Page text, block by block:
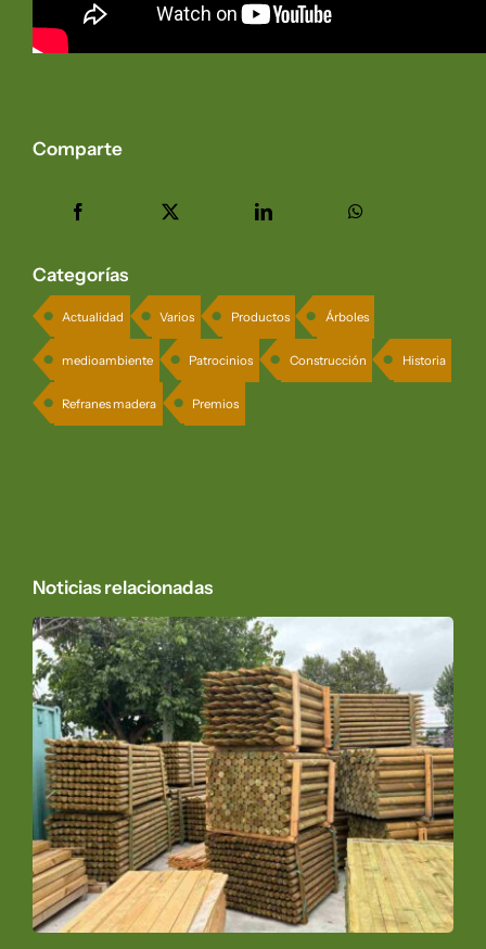
Comparte
Categorías
Actualidad Varios Productos Árboles
medioambiente Patrocinios Construcción Historia
Refranes madera Premios
Noticias relacionadas